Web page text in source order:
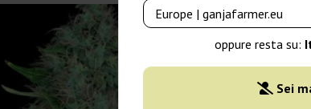
oppure resta su:
Sei